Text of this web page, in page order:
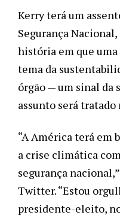
Kerry terá um
Segurança
história em que
tema da
órgão — um sinal da
assunto será
“A América terá em
a crise climática
segurança
Twitter. “Estou
presidente-eleito,